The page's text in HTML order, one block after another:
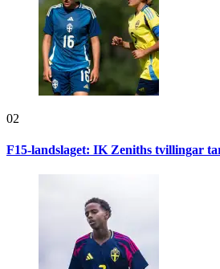
02
F15-landslaget: IK Zeniths tvillingar